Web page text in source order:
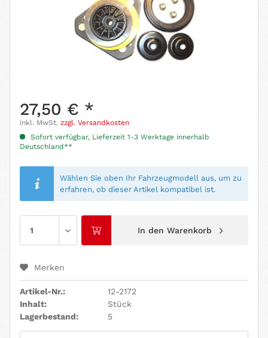
27,50 € *
inkl. MwSt. zzgl. Versandkosten
Sofort verfügbar, Lieferzeit 1-3 Werktage innerhalb
Deutschland**
Wählen Sie oben Ihr Fahrzeugmodell aus, um zu
erfahren, ob dieser Artikel kompatibel ist.
In den Warenkorb
Merken
Artikel-Nr.:
12-2172
Inhalt:
Stück
Lagerbestand:
5